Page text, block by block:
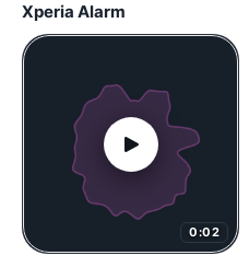
Xperia Alarm
0:02